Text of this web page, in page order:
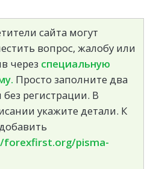
сайта могут
вопрос, жалобу или
через специальную
Просто заполните два
без регистрации. В
укажите детали. К
pisma-